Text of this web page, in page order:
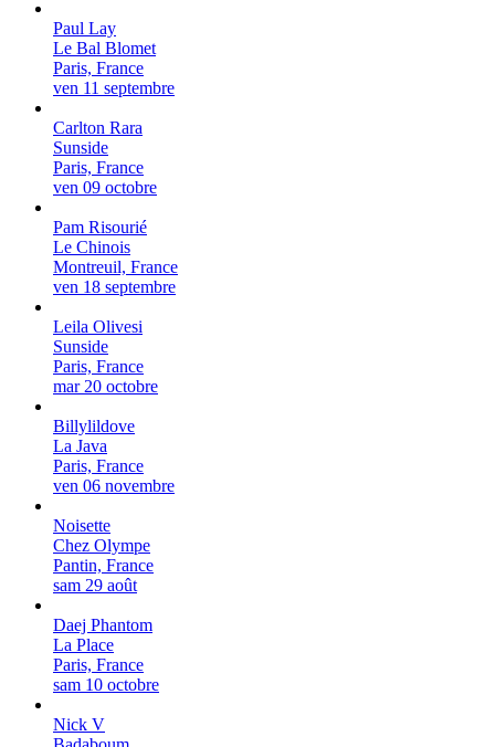
Paul Lay
Le Bal Blomet
Paris, France
ven 11 septembre
Carlton Rara
Sunside
Paris, France
ven 09 octobre
Pam Risourié
Le Chinois
Montreuil, France
ven 18 septembre
Leila Olivesi
Sunside
Paris, France
mar 20 octobre
Billylildove
La Java
Paris, France
ven 06 novembre
Noisette
Chez Olympe
Pantin, France
sam 29 août
Daej Phantom
La Place
Paris, France
sam 10 octobre
Nick V